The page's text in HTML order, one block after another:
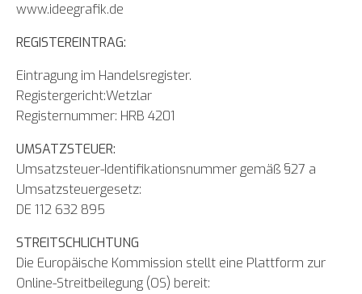
www.ideegrafik.de
REGISTEREINTRAG:
Eintragung im Handelsregister.
Registergericht:Wetzlar
Registernummer: HRB 4201
UMSATZSTEUER:
Umsatzsteuer-Identifikationsnummer gemäß §27 a
Umsatzsteuergesetz:
DE 112 632 895
STREITSCHLICHTUNG
Die Europäische Kommission stellt eine Plattform zur
Online-Streitbeilegung (OS) bereit: